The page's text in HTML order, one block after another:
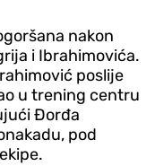
nakon
i Ibrahimovića.
poslije
u trening centru
Đorđa
pod